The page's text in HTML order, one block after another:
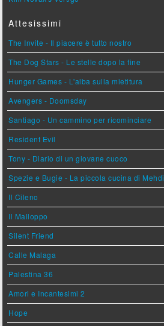
Attesissimi
The Invite - Il piacere è tutto nostro
The Dog Stars - Le stelle dopo la fine
Hunger Games - L'alba sulla mietitura
Avengers - Doomsday
Santiago - Un cammino per ricominciare
Resident Evil
Tony - Diario di un giovane cuoco
Spezie e Bugie - La piccola cucina di Mehdi
Il Cileno
Il Malloppo
Silent Friend
Calle Malaga
Palestina 36
Amori e Incantesimi 2
Hope